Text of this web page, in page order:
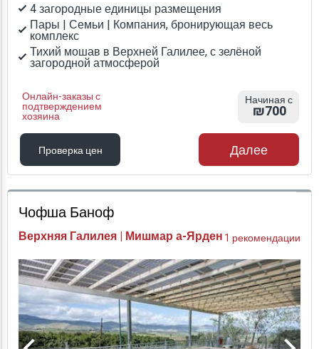
4 загородные единицы размещения
Пары | Семьи | Компания, бронирующая весь
комплекс
Тихий мошав в Верхней Галилее, с зелёной
загородной атмосферой
Онлайн-заказы с
подтверждением
хозяина
Начиная с
₪700
Проверка цен
Проверка цен
Далее
Чофша Баноф
Верхняя Галилея | Мишмар а-Ярден1 рекомендации